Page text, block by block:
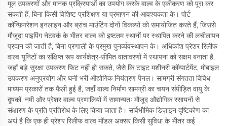
मूल उपकरणों और मानक प्रक्रियाओं का उपयोग करके वाल्व के एकीकरण को पूरा कर
सकती हैं, बिना किसी विशिष्ट प्रशिक्षण या प्रमाणन की आवश्यकता के। पोर्ट
कॉन्फ़िगरेशन इनलाइन और ब्रांच माउंटिंग दोनों विकल्पों को समायोजित करते हैं, जिससे
मौजूदा पाइपिंग नेटवर्क के भीतर वाल्व को इष्टतम स्थानों पर स्थापित करने की लचीलापन
प्रदान की जाती है, बिना प्रणाली के प्रमुख पुनर्व्यवस्थापन के। अधिकांश प्रेशर रिलीफ
वाल्व यूनिटों का संक्षिप्त रूप कार्यक्षेत्र-सीमित वातावरणों में स्थापना को सक्षम बनाता है,
जहाँ बड़े सुरक्षा उपकरण फिट नहीं हो सकते, जैसे कि टाइट मशीनरी कॉम्पार्टमेंट, मोबाइल
उपकरण अनुप्रयोग और घनी भरी औद्योगिक नियंत्रण पैनल। सामग्री संगतता विविध
माध्यम प्रकारों तक फैली हुई है, जहाँ वाल्व निर्माण सामग्री का चयन संपीड़ित वायु के
दूषकों, नमी और प्रेशर वाल्व प्रणालियों में सामान्यतः मौजूद औद्योगिक रसायनों से
संक्षारण के प्रति प्रतिरोध के लिए किया जाता है। सार्वभौमिक डिज़ाइन दृष्टिकोण का
अर्थ है कि एक ही प्रेशर रिलीफ वाल्व मॉडल अक्सर किसी सुविधा के भीतर कई